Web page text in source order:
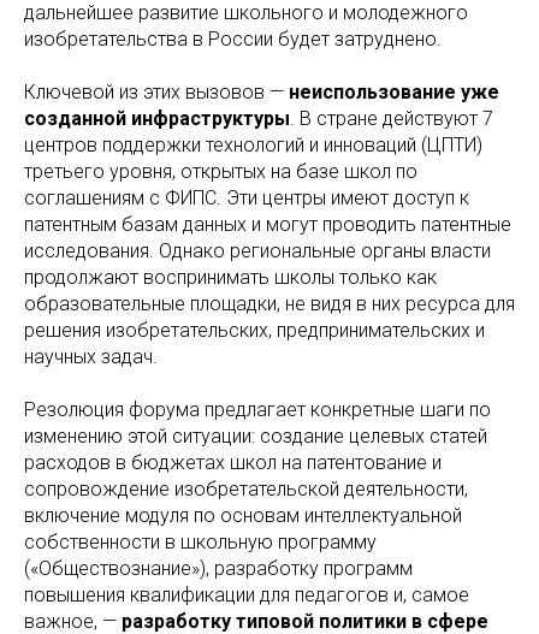
дальнейшее развитие школьного и молодежного
изобретательства в России будет затруднено.
Ключевой из этих вызовов — неиспользование уже
созданной инфраструктуры. В стране действуют 7
центров поддержки технологий и инноваций (ЦПТИ)
третьего уровня, открытых на базе школ по
соглашениям с ФИПС. Эти центры имеют доступ к
патентным базам данных и могут проводить патентные
исследования. Однако региональные органы власти
продолжают воспринимать школы только как
образовательные площадки, не видя в них ресурса для
решения изобретательских, предпринимательских и
научных задач.
Резолюция форума предлагает конкретные шаги по
изменению этой ситуации: создание целевых статей
расходов в бюджетах школ на патентование и
сопровождение изобретательской деятельности,
включение модуля по основам интеллектуальной
собственности в школьную программу
(«Обществознание»), разработку программ
повышения квалификации для педагогов и, самое
важное, — разработку типовой политики в сфере